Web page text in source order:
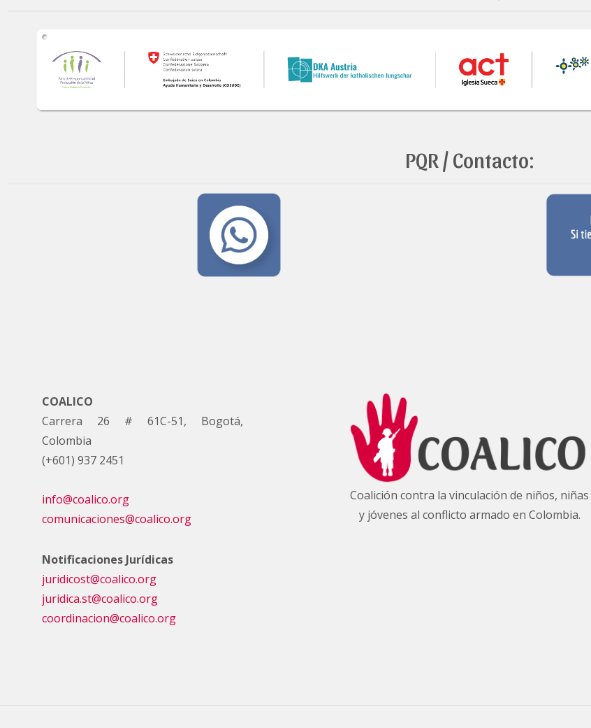
PQR / Contacto:
COALICO
Carrera 26 # 61C-51, Bogotá,
Colombia
(+601) 937 2451
info@coalico.org
comunicaciones@coalico.org
Notificaciones Jurídicas
juridicost@coalico.org
juridica.st@coalico.org
coordinacion@coalico.org
Coalición contra la vinculación de niños, niñas
y jóvenes al conflicto armado en Colombia.